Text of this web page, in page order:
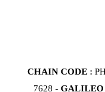
CHAIN CODE :
7628 - GALILEO